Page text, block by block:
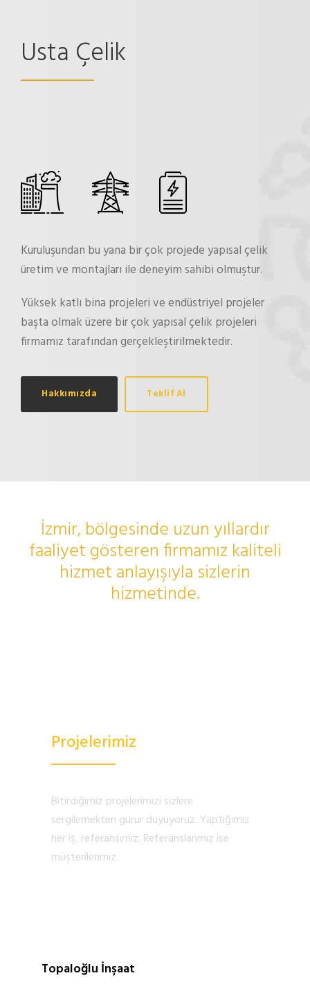
Usta Çelik
Kuruluşundan bu yana bir çok projede yapısal çelik
üretim ve montajları ile deneyim sahibi olmuştur.
Yüksek katlı bina projeleri ve endüstriyel projeler
başta olmak üzere bir çok yapısal çelik projeleri
firmamız tarafından gerçekleştirilmektedir.
Hakkımızda Teklif Al
İzmir, bölgesinde uzun yıllardır
faaliyet gösteren firmamız kaliteli
hizmet anlayışıyla sizlerin
hizmetinde.
Projelerimiz
Bitirdiğimiz projelerimizi sizlere
sergilemekten gurur duyuyoruz. Yaptığımız
her iş, referansımız. Referanslarımız ise
müşterilerimiz.
Topaloğlu İnşaat